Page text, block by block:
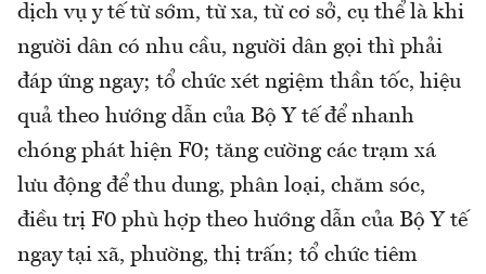
dịch vụ y tế từ sớm, từ xa, từ cơ sở, cụ thể là khi
người dân có nhu cầu, người dân gọi thì phải
đáp ứng ngay; tổ chức xét ngiệm thần tốc, hiệu
quả theo hướng dẫn của Bộ Y tế để nhanh
chóng phát hiện F0; tăng cường các trạm xá
lưu động để thu dung, phân loại, chăm sóc,
điều trị F0 phù hợp theo hướng dẫn của Bộ Y tế
ngay tại xã, phường, thị trấn; tổ chức tiêm